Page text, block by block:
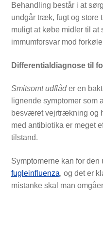
Behandling består i at
undgår træk, fugt og store
muligt at købe midler til at
immumforsvar mod
Differentialdiagnose til
Smitsomt udflåder en
lignende symptomer som
besværet vejrtrækning og
med antibiotika er meget
tilstand.
Symptomerne kan for den
fugleinfluenza, og det er
mistanke skal man